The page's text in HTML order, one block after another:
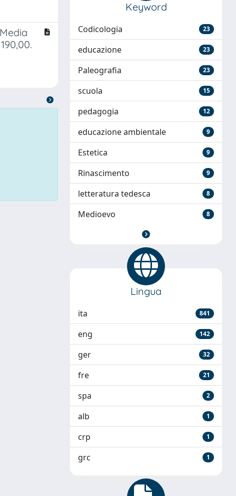
Keyword
Codicologia 23
educazione 23
Paleografia 23
scuola 15
pedagogia 12
educazione ambientale 9
Estetica 9
Rinascimento 9
letteratura tedesca 8
Medioevo 8
Lingua
ita 841
eng 142
ger 32
fre 21
spa 2
alb 1
crp 1
grc 1